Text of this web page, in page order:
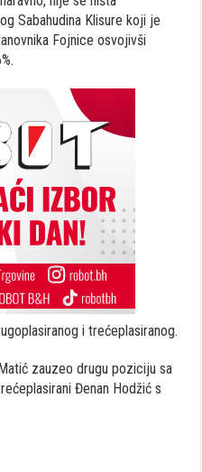
Sabahudina Klisure koji je
Fojnice osvojivši
i trećeplasiranog.
zauzeo drugu poziciju sa
Đenan Hodžić s